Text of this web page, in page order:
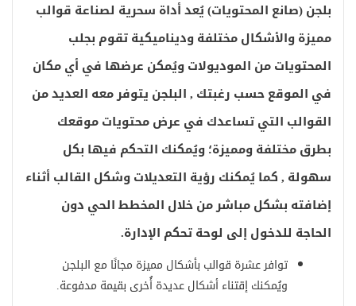
بلجن (صانع المحتويات) يُعد أداة سحرية لصناعة قوالب
مميزة والأشكال مختلفة وديناميكية تقوم بجلب
المحتويات من الموديولات ويُمكن عرضها في أي مكان
في الموقع حسب رغبتك , البلجن يتوفر معه العديد من
القوالب التي تساعدك في عرض محتويات موقعك
بطرق مختلفة ومميزة؛ ويُمكنك التحكم فيها بكل
سهولة , كما يُمكنك رؤية التعديلات وشكل القالب أثناء
إضافته بشكل مباشر من خلال المخطط الحي دون
الحاجة للدخول إلى لوحة تحكم الإدارة.
توافر عشرة قوالب بأشكال مميزة مجانًا مع البلجن
ويُمكنك إقتناء أشكال عديدة أُخرى بقيمة مدفوعة.